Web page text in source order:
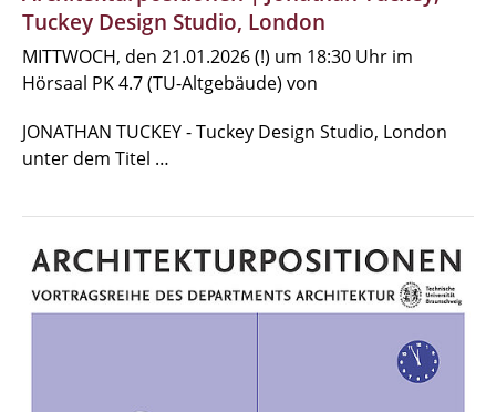
Tuckey Design Studio, London
MITTWOCH, den 21.01.2026 (!) um 18:30 Uhr im
Hörsaal PK 4.7 (TU-Altgebäude) von
JONATHAN TUCKEY - Tuckey Design Studio, London
unter dem Titel …